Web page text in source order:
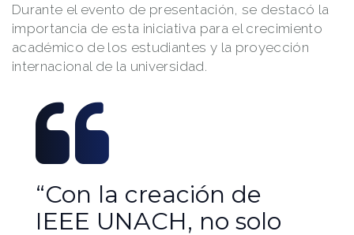
Durante el evento de presentación, se destacó la
importancia de esta iniciativa para el crecimiento
académico de los estudiantes y la proyección
internacional de la universidad.
“Con la creación de
IEEE UNACH, no solo